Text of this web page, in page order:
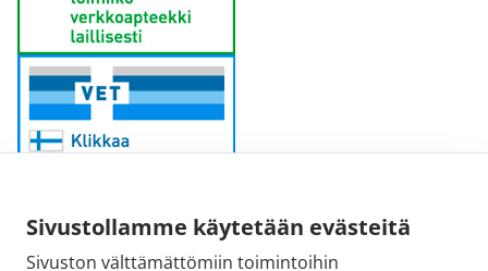
Sivustollamme käytetään evästeitä
Sivuston välttämättömiin toimintoihin